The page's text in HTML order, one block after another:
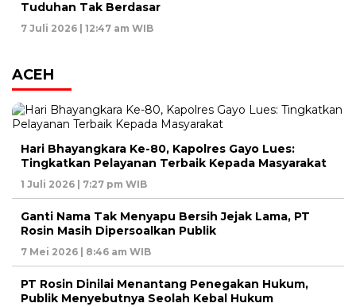
Tuduhan Tak Berdasar
7 Juli 2026 | 12:47 am WIB
ACEH
Hari Bhayangkara Ke-80, Kapolres Gayo Lues:
Tingkatkan Pelayanan Terbaik Kepada Masyarakat
1 Juli 2026 | 7:27 pm WIB
Ganti Nama Tak Menyapu Bersih Jejak Lama, PT
Rosin Masih Dipersoalkan Publik
7 Mei 2026 | 8:46 am WIB
PT Rosin Dinilai Menantang Penegakan Hukum,
Publik Menyebutnya Seolah Kebal Hukum